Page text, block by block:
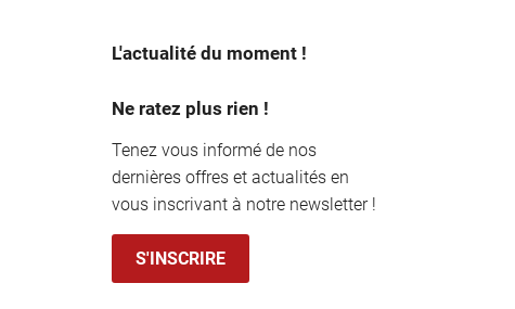
L'actualité du moment !
Ne ratez plus rien !
Tenez vous informé de nos
dernières offres et actualités en
vous inscrivant à notre newsletter !
S'INSCRIRE